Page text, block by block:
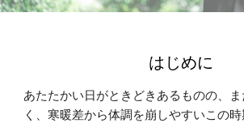
はじめに
あたたかい日がときどきあるものの、
く、寒暖差から体調を崩しやすいこの時